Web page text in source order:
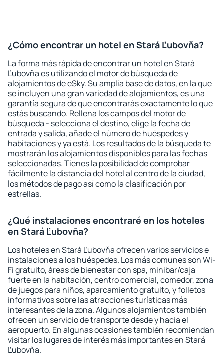
¿Cómo encontrar un hotel en Stará Ľubovňa?
La forma más rápida de encontrar un hotel en Stará
Ľubovňa es utilizando el motor de búsqueda de
alojamientos de eSky. Su amplia base de datos, en la que
se incluyen una gran variedad de alojamientos, es una
garantía segura de que encontrarás exactamente lo que
estás buscando. Rellena los campos del motor de
búsqueda - selecciona el destino, elige la fecha de
entrada y salida, añade el número de huéspedes y
habitaciones y ya está. Los resultados de la búsqueda te
mostrarán los alojamientos disponibles para las fechas
seleccionadas. Tienes la posibilidad de comprobar
fácilmente la distancia del hotel al centro de la ciudad,
los métodos de pago así como la clasificación por
estrellas.
¿Qué instalaciones encontraré en los hoteles
en Stará Ľubovňa?
Los hoteles en Stará Ľubovňa ofrecen varios servicios e
instalaciones a los huéspedes. Los más comunes son Wi-
Fi gratuito, áreas de bienestar con spa, minibar/caja
fuerte en la habitación, centro comercial, comedor, zona
de juegos para niños, aparcamiento gratuito, y folletos
informativos sobre las atracciones turísticas más
interesantes de la zona. Algunos alojamientos también
ofrecen un servicio de transporte desde y hacia el
aeropuerto. En algunas ocasiones también recomiendan
visitar los lugares de interés más importantes en Stará
Ľubovňa.